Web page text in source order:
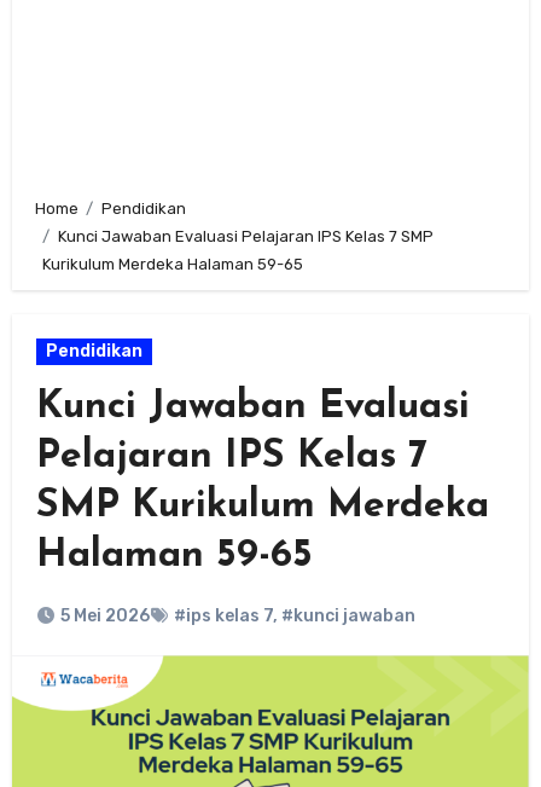
Home
Pendidikan
Kunci Jawaban Evaluasi Pelajaran IPS Kelas 7 SMP
Kurikulum Merdeka Halaman 59-65
Pendidikan
Kunci Jawaban Evaluasi
Pelajaran IPS Kelas 7
SMP Kurikulum Merdeka
Halaman 59-65
5 Mei 2026 #ips kelas 7, #kunci jawaban